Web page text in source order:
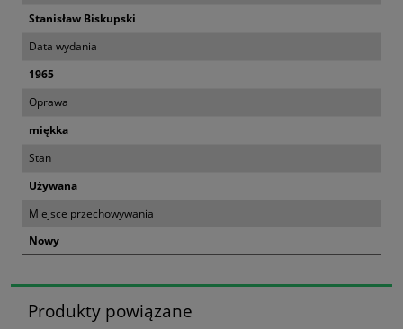
Stanisław Biskupski
Data wydania
1965
Oprawa
miękka
Stan
Używana
Miejsce przechowywania
Nowy
Produkty powiązane